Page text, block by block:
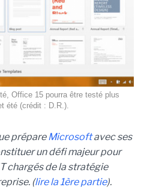
Office 15 pourra être testé plus
été (crédit : D.R.).
prépareMicrosoftavec ses
un défi majeur pour
chargés de la stratégie
(lire la 1ère partie).